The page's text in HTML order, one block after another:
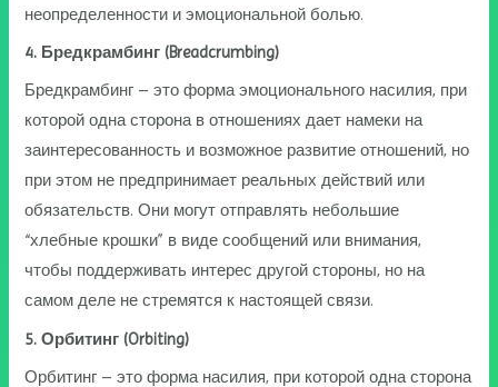
неопределенности и эмоциональной болью.
4. Бредкрамбинг (Breadcrumbing)
Бредкрамбинг – это форма эмоционального насилия, при
которой одна сторона в отношениях дает намеки на
заинтересованность и возможное развитие отношений, но
при этом не предпринимает реальных действий или
обязательств. Они могут отправлять небольшие
“хлебные крошки” в виде сообщений или внимания,
чтобы поддерживать интерес другой стороны, но на
самом деле не стремятся к настоящей связи.
5. Орбитинг (Orbiting)
Орбитинг – это форма насилия, при которой одна сторона